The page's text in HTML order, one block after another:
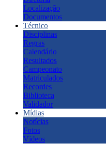
Localização
Documentos
Técnico
Disciplinas
Regras
Calendário
Resultados
Campeonato
Matriculados
Recordes
Biblioteca
Validador
Mídias
Notícias
Fotos
Vídeos